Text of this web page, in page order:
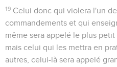
19 Celui donc qui violera l'un
commandements et qui
même sera appelé le plus
mais celui qui les mettra en
autres, celui-là sera appelé